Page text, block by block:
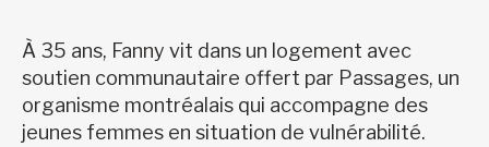
À 35 ans, Fanny vit dans un logement avec
soutien communautaire offert par Passages, un
organisme montréalais qui accompagne des
jeunes femmes en situation de vulnérabilité.